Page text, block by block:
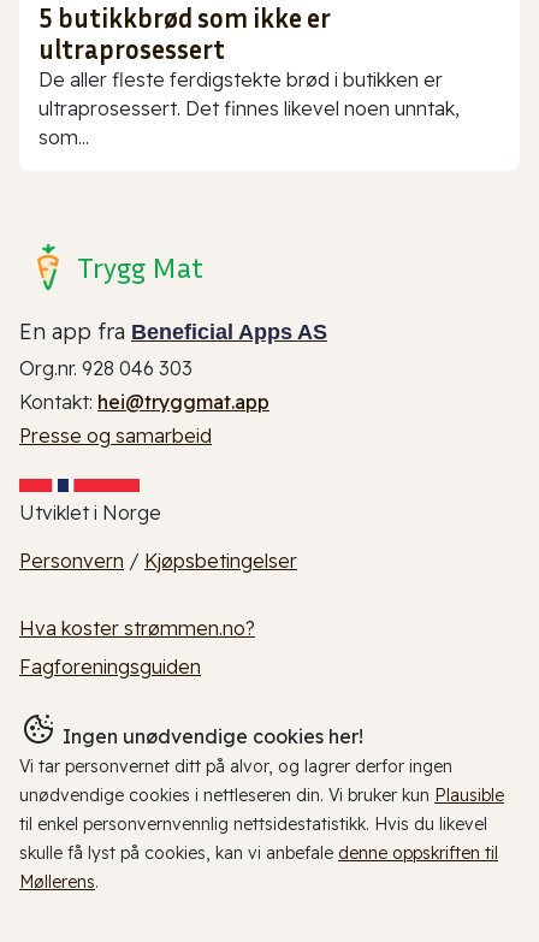
5 butikkbrød som ikke er
ultraprosessert
De aller fleste ferdigstekte brød i butikken er
ultraprosessert. Det finnes likevel noen unntak,
som...
Trygg Mat
En app fra Beneficial Apps AS
Org.nr. 928 046 303
Kontakt: hei@tryggmat.app
Presse og samarbeid
Utviklet i Norge
Personvern / Kjøpsbetingelser
Hva koster strømmen.no?
Fagforeningsguiden
Ingen unødvendige cookies her!
Vi tar personvernet ditt på alvor, og lagrer derfor ingen
unødvendige cookies i nettleseren din. Vi bruker kun Plausible
til enkel personvernvennlig nettsidestatistikk. Hvis du likevel
skulle få lyst på cookies, kan vi anbefale denne oppskriften til
Møllerens.